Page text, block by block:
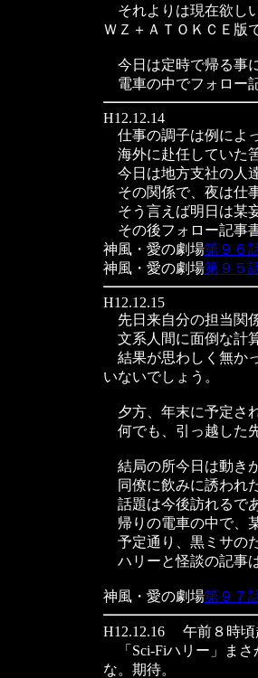
それよりは現在欲し
ＷＺ＋ＡＴＯＫＣＥ版
今日は定時で帰る事
電車の中でフォロー
H12.12.14
仕事の調子は例によ
海外に赴任していた
今日は地方支社の人
その関係で、夜は仕
そう言えば明日は某
その後フォロー記事
神風・愛の劇場第９６
神風・愛の劇場第９５
H12.12.15
先日来自分の担当関
文系人間に面倒な計
結果が思わしく無か
いないでしょう。
夕方、年末に予定さ
何でも、引っ越した
結局の所今日は動き
同僚に飲みに誘われ
話題は今後訪れるで
帰りの電車の中で、
予定通り、黒ミサの
ハリーと怪談の記事
神風・愛の劇場第９７
H12.12.16 午前８時頃
「Sci-Fiハリー」まさ
な。期待。